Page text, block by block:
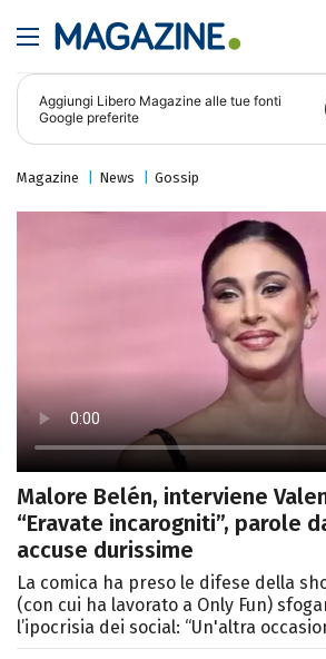
Aggiungi Libero Magazine alle tue fonti
Google preferite
Magazine News Gossip
Malore Belén, interviene
“Eravate incarogniti”, parole
accuse durissime
La comica ha preso le difese della
(con cui ha lavorato a Only Fun)
l’ipocrisia dei social: “Un'altra